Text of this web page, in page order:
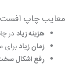
معایب چاپ افست
هزینه زیاددر
زمان زیاد
رفع اشکال